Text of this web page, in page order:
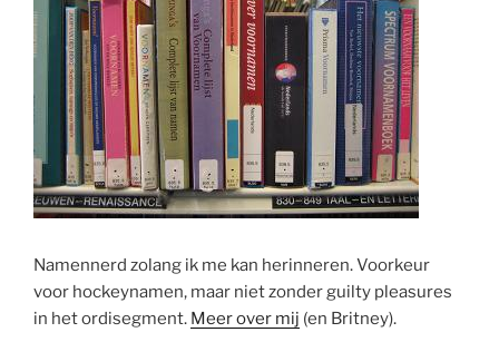
Namennerd zolang ik me kan herinneren. Voorkeur
voor hockeynamen, maar niet zonder guilty pleasures
in het ordisegment. Meer over mij (en Britney).